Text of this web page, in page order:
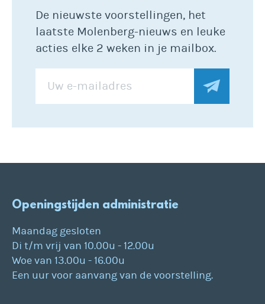
De nieuwste voorstellingen, het
laatste Molenberg-nieuws en leuke
acties elke 2 weken in je mailbox.
Openingstijden administratie
Maandag gesloten
Di t/m vrij van 10.00u - 12.00u
Woe van 13.00u - 16.00u
Een uur voor aanvang van de voorstelling.